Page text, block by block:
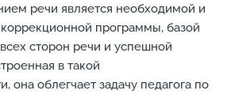
речи является необходимой и
программы, базой
сторон речи и успешной
в такой
она облегчает задачу педагога по